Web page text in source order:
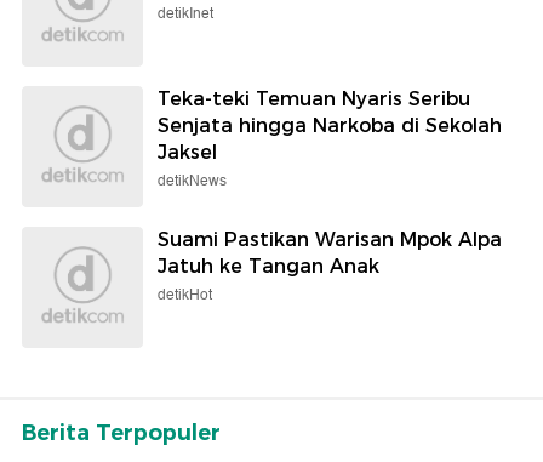
detikInet
Teka-teki Temuan Nyaris Seribu
Senjata hingga Narkoba di Sekolah
Jaksel
detikNews
Suami Pastikan Warisan Mpok Alpa
Jatuh ke Tangan Anak
detikHot
Berita Terpopuler